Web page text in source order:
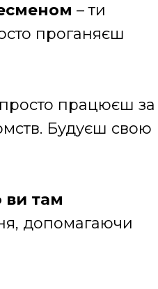
– ти
проганяєш
працюєш за
Будуєш свою
ви там
допомагаючи